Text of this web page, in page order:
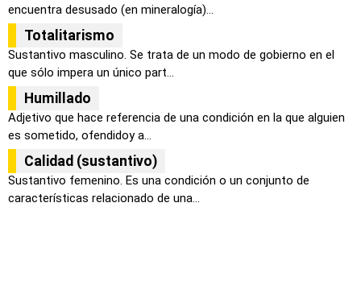
encuentra desusado (en mineralogía)...
Totalitarismo
Sustantivo masculino. Se trata de un modo de gobierno en el
que sólo impera un único part...
Humillado
Adjetivo que hace referencia de una condición en la que alguien
es sometido, ofendidoy a...
Calidad (sustantivo)
Sustantivo femenino. Es una condición o un conjunto de
características relacionado de una...